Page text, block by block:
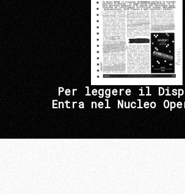
Per leggere il
Entra nel Nucleo